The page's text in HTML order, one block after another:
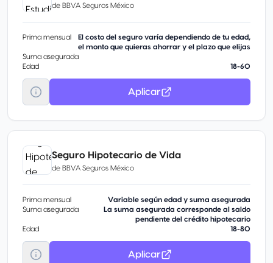
de BBVA Seguros México
Prima mensual
El costo del seguro varía dependiendo de tu edad,
el monto que quieras ahorrar y el plazo que elijas
Suma asegurada
Edad
18-60
Aplicar
Seguro Hipotecario de Vida
de BBVA Seguros México
Prima mensual
Variable según edad y suma asegurada
Suma asegurada
La suma asegurada corresponde al saldo
pendiente del crédito hipotecario
Edad
18-80
Aplicar